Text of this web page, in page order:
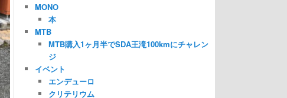
MONO
本
MTB
MTB購入1ヶ月半でSDA王滝100kmにチャレン
ジ
イベント
エンデューロ
クリテリウム